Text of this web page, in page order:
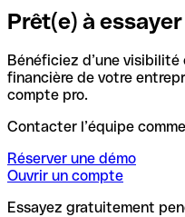
Prêt(e) à
Bénéficiez d’une
financière de votre
compte pro.
Contacter l’équipe
Réserver une démo
Ouvrir un compte
Essayez gratuitement